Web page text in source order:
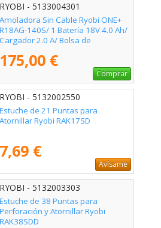
RYOBI - 5133004301
Amoladora Sin Cable Ryobi ONE+
R18AG-140S/ 1 Batería 18V 4.0 Ah/
Cargador 2.0 A/ Bolsa de
175,00 €
Comprar
RYOBI - 5132002550
Estuche de 21 Puntas para
Atornillar Ryobi RAK17SD
7,69 €
Avísame
RYOBI - 5132003303
Estuche de 38 Puntas para
Perforación y Atornillar Ryobi
RAK38SDD